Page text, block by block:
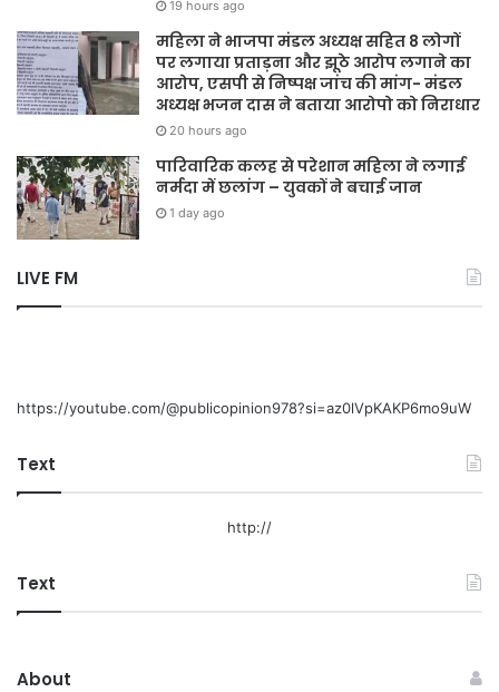
19 hours ago
महिला ने भाजपा मंडल अध्यक्ष सहित 8 लोगों
पर लगाया प्रताड़ना और झूठे आरोप लगाने का
आरोप, एसपी से निष्पक्ष जांच की मांग- मंडल
अध्यक्ष भजन दास ने बताया आरोपो को निराधार
20 hours ago
पारिवारिक कलह से परेशान महिला ने लगाई
नर्मदा में छलांग – युवकों ने बचाई जान
1 day ago
LIVE FM
https://youtube.com/@publicopinion978?si=az0lVpKAKP6mo9uW
Text
http://
Text
About